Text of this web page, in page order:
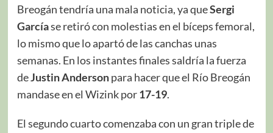
Breogán tendría una mala noticia, ya queSergi
Garcíase retiró con molestias en el bíceps femoral,
lo mismo que lo apartó de las canchas unas
semanas. En los instantes finales saldría la fuerza
deJustin Andersonpara hacer que el Río Breogán
mandase en el Wizink por17-19.
El segundo cuarto comenzaba con un gran triple de